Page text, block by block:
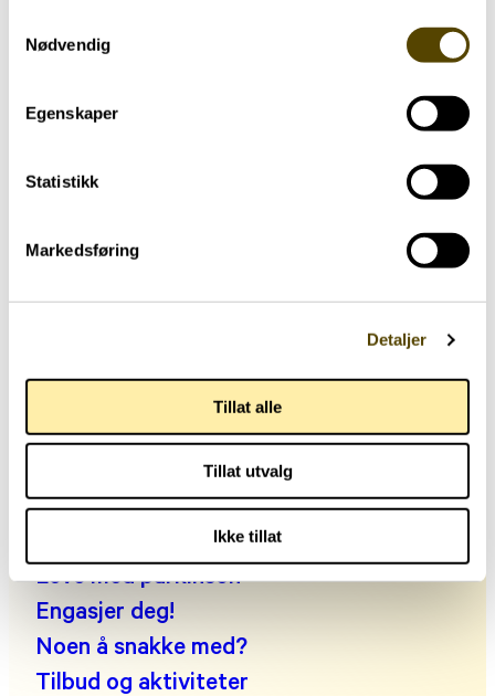
Nødvendig
Egenskaper
Statistikk
Markedsføring
Detaljer
Tillat alle
Tillat utvalg
Ikke tillat
inkluderende holdning overfor det enkelte
menneske med vekt på optimisme, varme, håp og
Telefon: +47 22 00 83 00
Man kl. 10:30-14:00, tir-fre kl. 09:00-14:00
post@parkinson.no
Personvernerklæring
Fakta om parkinson
Leve med parkinson
Engasjer deg!
Noen å snakke med?
Tilbud og aktiviteter